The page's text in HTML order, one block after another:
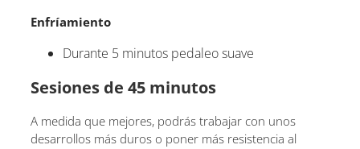
Enfríamiento
Durante 5 minutos pedaleo suave
Sesiones de 45 minutos
A medida que mejores, podrás trabajar con unos
desarrollos más duros o poner más resistencia al